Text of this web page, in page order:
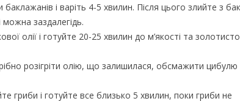
і варіть 4-5 хвилин. Після цього злийте з
заздалегідь.
олії і готуйте 20-25 хвилин до м’якості та
розігріти олію, що залишилася, обсмажити
гриби і готуйте все близько 5 хвилин, поки гриби не